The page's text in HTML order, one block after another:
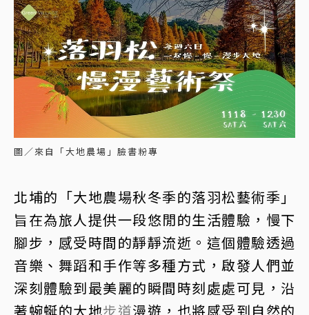
圖／來自「大地農場」臉書粉專
北埔的「大地農場秋冬季的落羽松藝術季」
旨在為旅人提供一段悠閒的生活體驗，慢下
腳步，感受時間的靜靜流逝。這個體驗透過
音樂、舞蹈和手作等多種方式，啟發人們並
深刻體驗到最美麗的瞬間時刻處處可見，沿
著蜿蜒的大地步道漫遊，也將感受到自然的